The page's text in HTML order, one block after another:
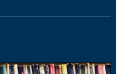
child
menu